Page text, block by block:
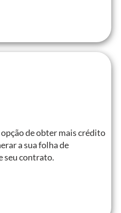
de obter mais crédito
a sua folha de
seu contrato.